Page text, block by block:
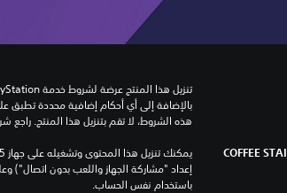
COFFEE
هذه الشروط، لا تقم بتنزيل هذا المنتج.
باستخدام نفس الحساب.